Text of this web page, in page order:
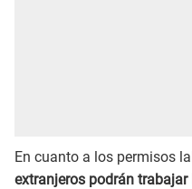
En cuanto a los permisos
extranjeros podrán